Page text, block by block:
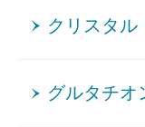
クリスタル
グルタチオ